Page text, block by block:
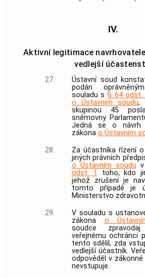
IV.
Aktivní legitimace
vedlejší
27. Ústavní soud
podán
souladu s§ 64 odst.
o Ústavním soudu,
skupinou 45
sněmovny
Jedná se o návrh
zákona o Ústavním
28.
Za účastníka řízení
jiných právních
o Ústavním soudu
odst. 1
toho, kdo
jehož zrušení je
tomto případě je
Ministerstvo
29.
V souladu s
zákona o
soudce
veřejnému ochránci
tento sdělil, zda
vedlejší účastník.
odpověděl v
nevstupuje.